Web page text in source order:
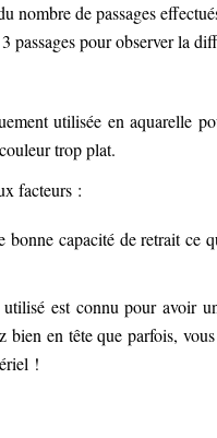
nombre de passages
pour observer la
utilisée en aquarelle
trop plat.
facteurs :
bonne capacité de retrait ce
est connu pour avoir
bien en tête que parfois,
!